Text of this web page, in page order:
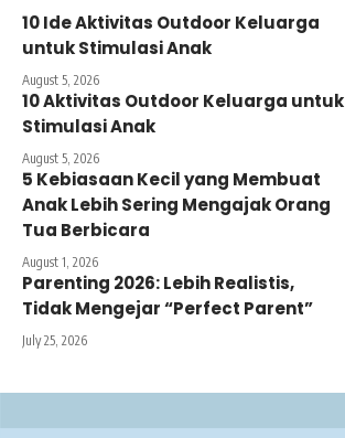
10 Ide Aktivitas Outdoor Keluarga
untuk Stimulasi Anak
August 5, 2026
10 Aktivitas Outdoor Keluarga untuk
Stimulasi Anak
August 5, 2026
5 Kebiasaan Kecil yang Membuat
Anak Lebih Sering Mengajak Orang
Tua Berbicara
August 1, 2026
Parenting 2026: Lebih Realistis,
Tidak Mengejar “Perfect Parent”
July 25, 2026